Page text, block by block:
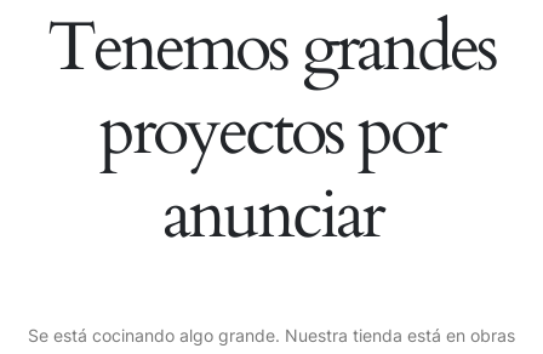
Tenemos grandes
proyectos por
anunciar
Se está cocinando algo grande. Nuestra tienda está en obras